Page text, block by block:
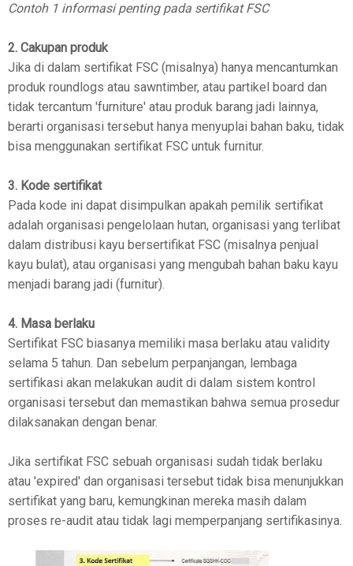
Contoh 1 informasi penting pada sertifikat FSC
2. Cakupan produk
Jika di dalam sertifikat FSC (misalnya) hanya mencantumkan
produk roundlogs atau sawntimber, atau partikel board dan
tidak tercantum 'furniture' atau produk barang jadi lainnya,
berarti organisasi tersebut hanya menyuplai bahan baku, tidak
bisa menggunakan sertifikat FSC untuk furnitur.
3. Kode sertifikat
Pada kode ini dapat disimpulkan apakah pemilik sertifikat
adalah organisasi pengelolaan hutan, organisasi yang terlibat
dalam distribusi kayu bersertifikat FSC (misalnya penjual
kayu bulat), atau organisasi yang mengubah bahan baku kayu
menjadi barang jadi (furnitur).
4. Masa berlaku
Sertifikat FSC biasanya memiliki masa berlaku atau validity
selama 5 tahun. Dan sebelum perpanjangan, lembaga
sertifikasi akan melakukan audit di dalam sistem kontrol
organisasi tersebut dan memastikan bahwa semua prosedur
dilaksanakan dengan benar.
Jika sertifikat FSC sebuah organisasi sudah tidak berlaku
atau 'expired' dan organisasi tersebut tidak bisa menunjukkan
sertifikat yang baru, kemungkinan mereka masih dalam
proses re-audit atau tidak lagi memperpanjang sertifikasinya.